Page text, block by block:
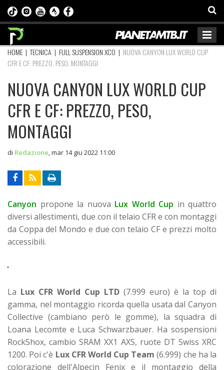
HOME |TECNICA | FULL SUSPENSION XCO | NUOVA CANYON LUX WORLD CUP
CFR E CF: PREZZO, PESO, MONTAGGI
NUOVA CANYON LUX WORLD CUP
CFR E CF: PREZZO, PESO,
MONTAGGI
di Redazione mar 14 giu 2022 11:00
Canyon propone la nuova Lux World Cup in quattro
diversi allestimenti, due con il telaio CFR e con montaggi
da Coppa del Mondo e due con telaio CF e prezzi molto
accessibili.
La Lux CFR World Cup LTD (7.999 euro) è la top di
gamma, nel montaggio ricorda quella usata dal Canyon
Collective (cambiano però le gomme), la squadra di
Loana Lecomte e Luca Schwarzbauer. Ha sospensioni
RockShox, cambio SRAM XX1 AXS, ruote DT Swiss XRC
1200. Poi c'è Lux CFR World Cup Team(6.999) che ha la
colorazione dell'Alpecin Fenix e il montaggio della